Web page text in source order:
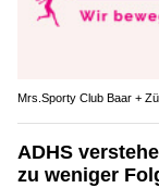
Mrs.Sporty Club Baar +
ADHS
zu weniger